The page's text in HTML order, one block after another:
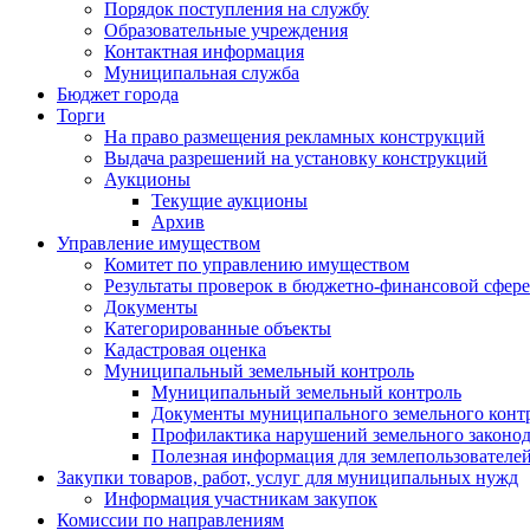
Порядок поступления на службу
Образовательные учреждения
Контактная информация
Муниципальная служба
Бюджет города
Торги
На право размещения рекламных конструкций
Выдача разрешений на установку конструкций
Аукционы
Текущие аукционы
Архив
Управление имуществом
Комитет по управлению имуществом
Результаты проверок в бюджетно-финансовой сфере
Документы
Категорированные объекты
Кадастровая оценка
Муниципальный земельный контроль
Муниципальный земельный контроль
Документы муниципального земельного
Профилактика нарушений земельного
Полезная информация для землепользователей
Закупки товаров, работ, услуг для муниципальных нужд
Информация участникам закупок
Комиссии по направлениям